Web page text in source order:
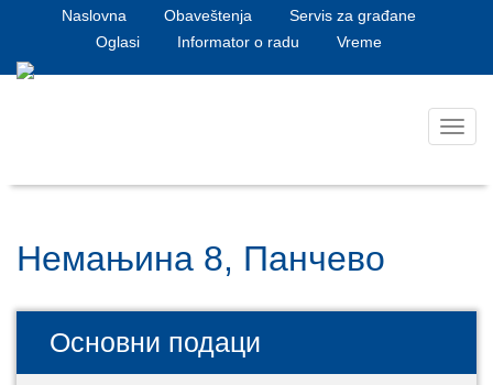
Naslovna Obaveštenja
Servis za građane
Oglasi
Informator o radu Vreme
Немањина 8, Панчево
Основни подаци